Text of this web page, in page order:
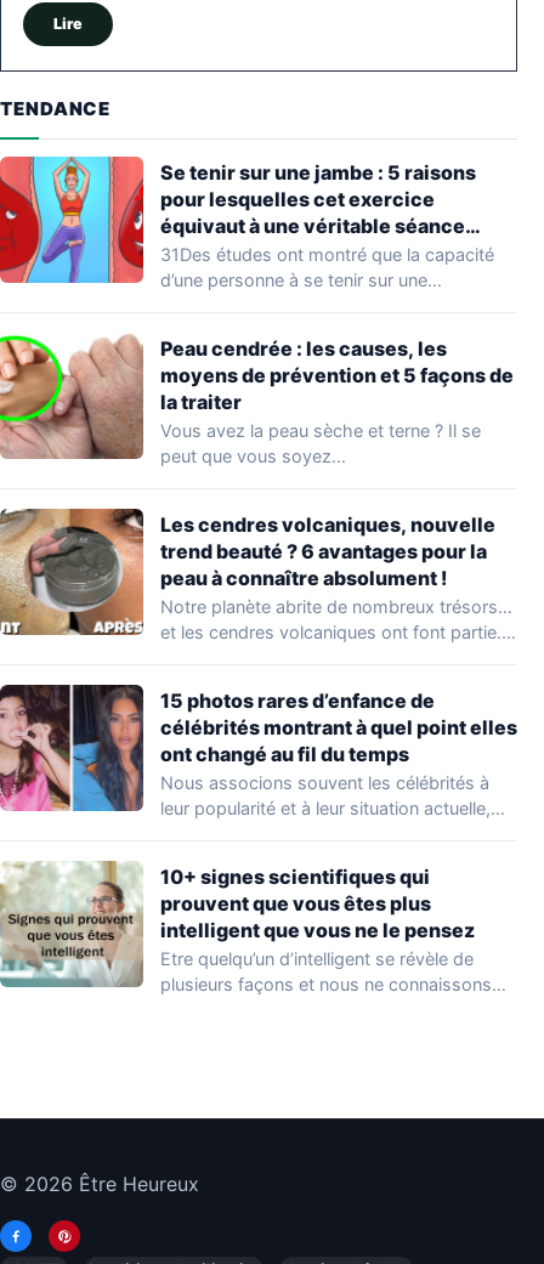
Lire
TENDANCE
Se tenir sur une jambe : 5 raisons
pour lesquelles cet exercice
équivaut à une véritable séance
d’entraînement
31Des études ont montré que la capacité
d’une personne à se tenir sur une…
Peau cendrée : les causes, les
moyens de prévention et 5 façons de
la traiter
Vous avez la peau sèche et terne ? Il se
peut que vous soyez…
Les cendres volcaniques, nouvelle
trend beauté ? 6 avantages pour la
peau à connaître absolument !
Notre planète abrite de nombreux trésors…
et les cendres volcaniques ont font partie.
15 photos rares d’enfance de
célébrités montrant à quel point elles
ont changé au fil du temps
Nous associons souvent les célébrités à
leur popularité et à leur situation actuelle,
10+ signes scientifiques qui
prouvent que vous êtes plus
intelligent que vous ne le pensez
Etre quelqu’un d’intelligent se révèle de
plusieurs façons et nous ne connaissons
© 2026 Être Heureux